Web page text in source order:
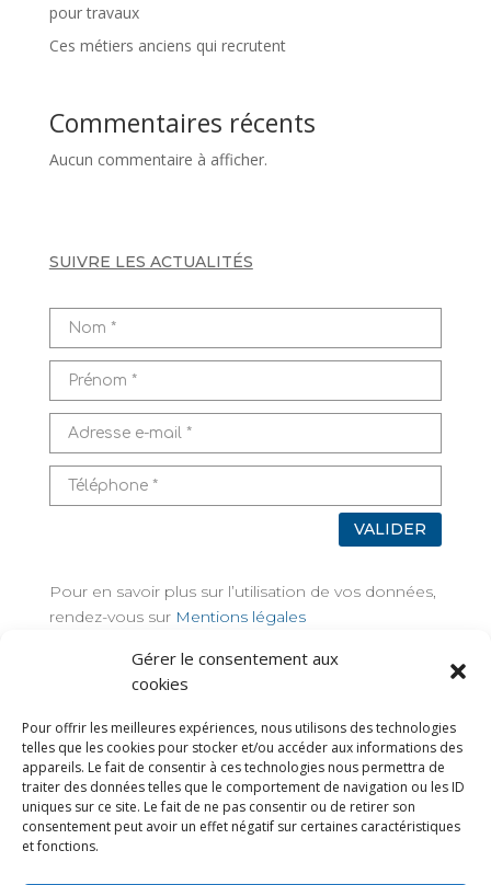
Gérer le consentement aux
cookies
Pour offrir les meilleures expériences, nous utilisons des technologies
telles que les cookies pour stocker et/ou accéder aux informations des
appareils. Le fait de consentir à ces technologies nous permettra de
traiter des données telles que le comportement de navigation ou les ID
uniques sur ce site. Le fait de ne pas consentir ou de retirer son
consentement peut avoir un effet négatif sur certaines caractéristiques
et fonctions.
pour travaux
Ces métiers anciens qui recrutent
Commentaires récents
Aucun commentaire à afficher.
SUIVRE LES ACTUALITÉS
VALIDER
Pour en savoir plus sur l’utilisation de vos données,
rendez-vous sur Mentions légales